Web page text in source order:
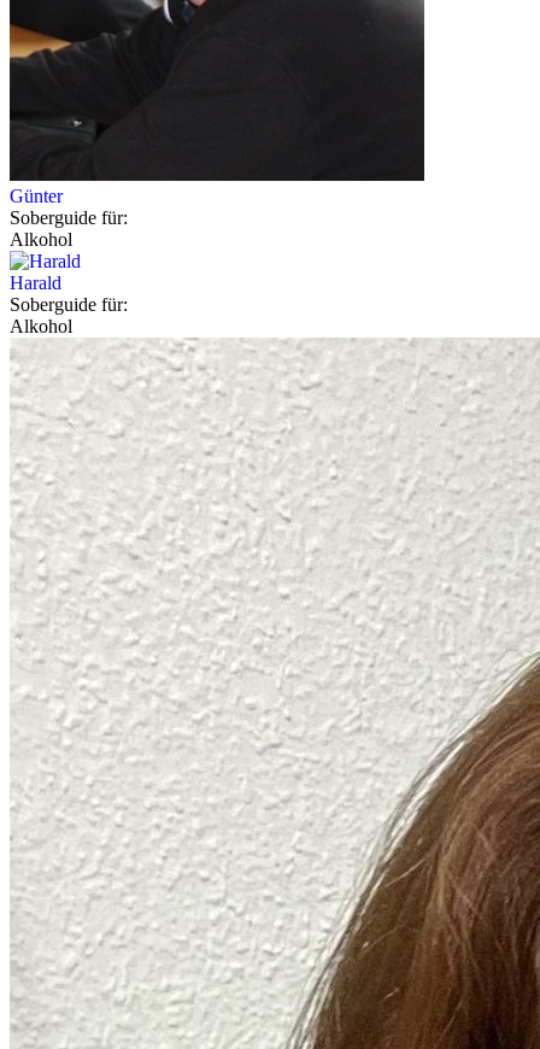
Günter
Soberguide für:
Alkohol
Harald
Soberguide für:
Alkohol